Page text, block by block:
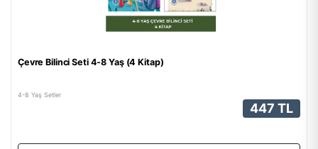
Çevre Bilinci Seti 4-8 Yaş (4 Kitap)
4-8 Yaş Setler
447 TL